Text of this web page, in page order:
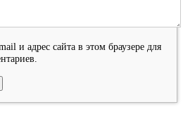
и адрес сайта в этом браузере для